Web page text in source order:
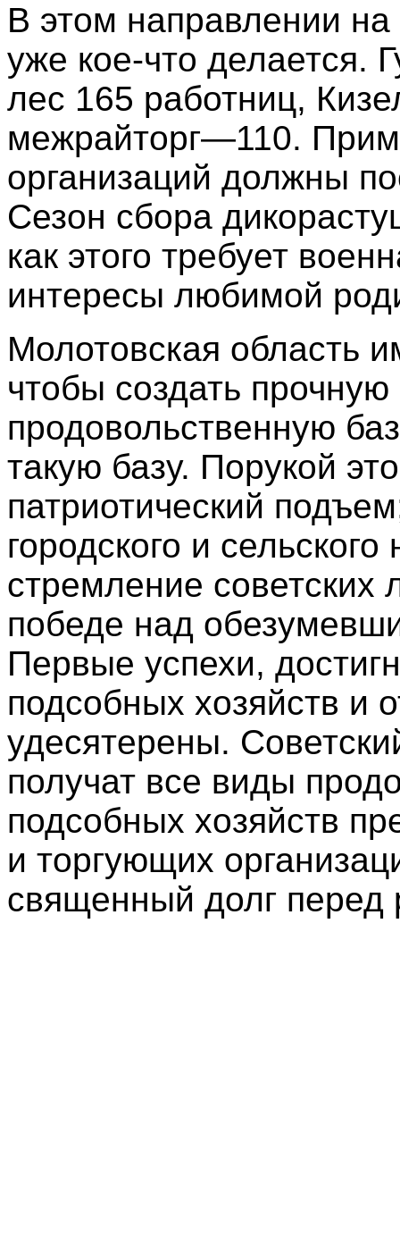
В этом направлении
уже кое-что делается.
лес 165 работниц,
межрайторг—110.
организаций должны
Сезон сбора
как этого требует
интересы любимой
Молотовская область
чтобы создать
продовольственную
такую базу. Порукой
патриотический
городского и
стремление
победе над
Первые успехи,
подсобных хозяйств и
удесятерены.
получат все виды
подсобных хозяйств
и торгующих
священный долг